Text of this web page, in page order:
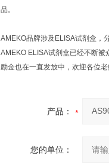
品。
AMEKO品牌涉及ELISA试剂盒，
AMEKO ELISA试剂盒已经不断
励金也在一直发放中，欢迎各位老
产品：
您的单位：